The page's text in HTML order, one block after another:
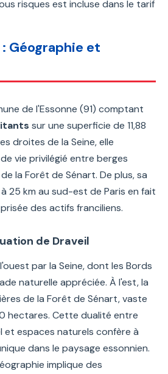
risques est incluse dans le tarif
: Géographie et
de l'Essonne (91) comptant
sur une superficie de 11,88
droites de la Seine, elle
vie privilégié entre berges
la Forêt de Sénart. De plus, sa
25 km au sud-est de Paris en fait
des actifs franciliens.
de Draveil
par la Seine, dont les Bords
naturelle appréciée. À l'est, la
de la Forêt de Sénart, vaste
hectares. Cette dualité entre
et espaces naturels confère à
dans le paysage essonnien.
implique des